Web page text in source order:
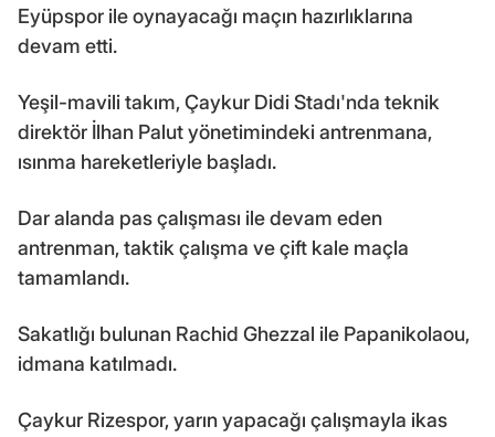
Eyüpspor ile oynayacağı maçın hazırlıklarına
devam etti.
Yeşil-mavili takım, Çaykur Didi Stadı'nda teknik
direktör İlhan Palut yönetimindeki antrenmana,
ısınma hareketleriyle başladı.
Dar alanda pas çalışması ile devam eden
antrenman, taktik çalışma ve çift kale maçla
tamamlandı.
Sakatlığı bulunan Rachid Ghezzal ile Papanikolaou,
idmana katılmadı.
Çaykur Rizespor, yarın yapacağı çalışmayla ikas